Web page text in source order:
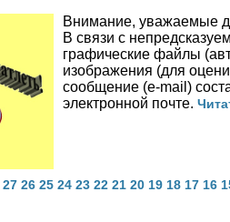
Внимание, уважаемые
В связи с
графические файлы
изображения (для
сообщение (e-mail)
электронной почте.
27 26 25 24 23 22 21 20 19 18 17 16